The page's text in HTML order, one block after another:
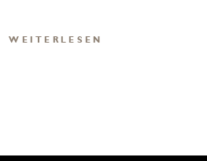
WEITERLESEN